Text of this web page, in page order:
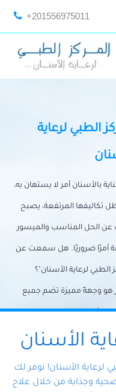
+201556975011
الطبي لرعاية
بالأسنان أمر لا يستهان به،
تكاليفها المرتفعة، يصبح
عن الحل المناسب والميسور
أمرًا ضروريًا. هل سمعت عن
الطبي لرعاية الأسنان"؟
هو وجهةً مميزة تضم جميع
الأسنان تحت سقف واحد،
لك حلاً شاملًا لجميع
ذوي الخبرة، ستجد نفسك
الأسنان
لرعاية الأسنان! نوفر لك
وجذابة من خلال علاج